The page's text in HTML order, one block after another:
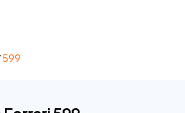
599